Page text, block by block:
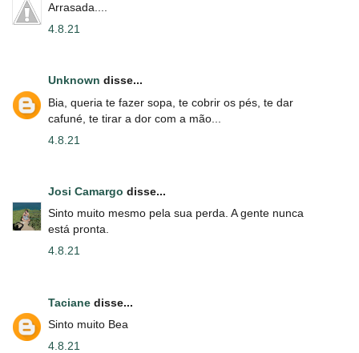
Arrasada....
4.8.21
Unknown disse...
Bia, queria te fazer sopa, te cobrir os pés, te dar
cafuné, te tirar a dor com a mão...
4.8.21
Josi Camargo disse...
Sinto muito mesmo pela sua perda. A gente nunca
está pronta.
4.8.21
Taciane disse...
Sinto muito Bea
4.8.21